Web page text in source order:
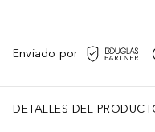
Enviado por
DETALLES DEL